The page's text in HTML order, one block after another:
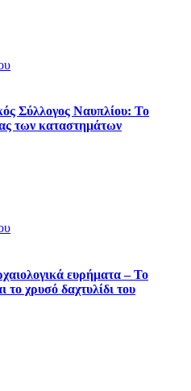
Σύλλογος Ναυπλίου: Το
των καταστημάτων
ευρήματα – Το
το χρυσό δαχτυλίδι του